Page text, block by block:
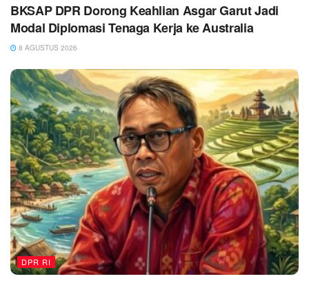
BKSAP DPR Dorong Keahlian Asgar Garut Jadi
Modal Diplomasi Tenaga Kerja ke Australia
8 AGUSTUS 2026
DPR RI